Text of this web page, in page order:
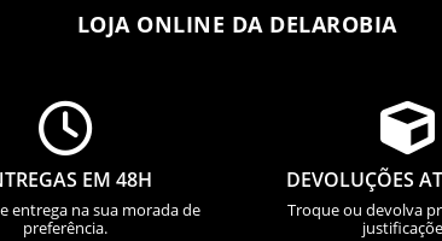
LOJA ONLINE DA DELAROBIA

EM 48H
entrega na sua morada de
preferência.

DEVOLUÇÕES
Troque ou devolva